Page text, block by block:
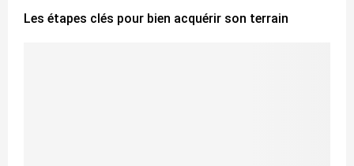
Les étapes clés pour bien acquérir son terrain